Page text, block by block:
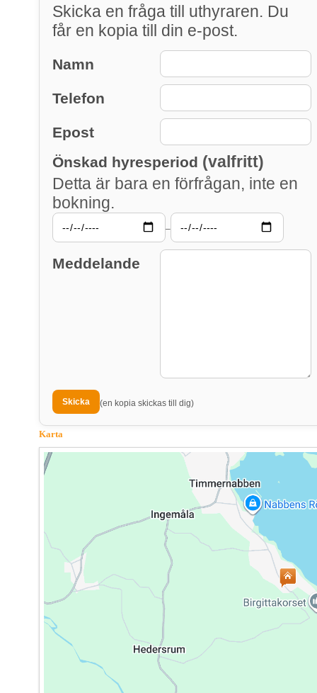
Skicka en fråga till uthyraren. Du
får en kopia till din e-post.
Namn
Telefon
Epost
Önskad hyresperiod (valfritt)
Detta är bara en förfrågan, inte en
bokning.
–
Meddelande
(en kopia skickas till dig)
Karta